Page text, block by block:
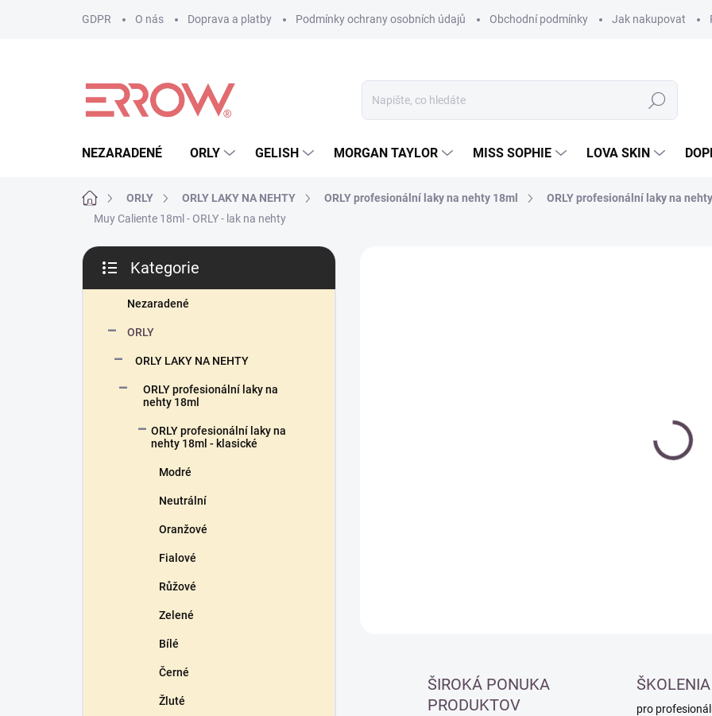
GDPR O nás Doprava a platby Podmínky ochrany osobních údajů Obchodní podmínky Jak nakupovat
Hledat
NEZARADENÉ ORLY GELISH MORGAN TAYLOR MISS SOPHIE LOVA SKIN
Domů ORLY ORLY LAKY NA NEHTY ORLY profesionální laky na nehty 18ml ORLY profesionální laky na
Muy Caliente 18ml - ORLY - lak na nehty
P
s
kategorie
Kategorie
Nezaradené
ORLY
ORLY LAKY NA NEHTY
ORLY profesionální laky na
nehty 18ml
ORLY profesionální laky na
nehty 18ml - klasické
Modré
Neutrální
Oranžové
Fialové
Růžové
Zelené
Bílé
Černé
Žluté
ŠIROKÁ PONUKA
PRODUKTOV
ŠKOLENIA
pro